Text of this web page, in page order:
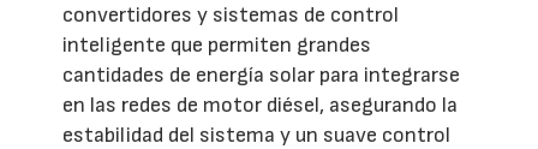
convertidores y sistemas de control
inteligente que permiten grandes
cantidades de energía solar para integrarse
en las redes de motor diésel, asegurando la
estabilidad del sistema y un suave control